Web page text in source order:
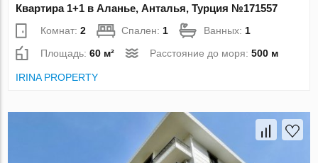
Квартира 1+1 в Аланье, Анталья, Турция №171557
Комнат:2 Спален:1 Ванных:1
Площадь:60 м² Расстояние до моря:500 м
IRINA PROPERTY